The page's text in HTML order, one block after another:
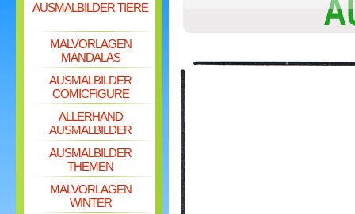
AUSMALBILDER TIERE
MALVORLAGEN
MANDALAS
AUSMALBILDER
COMICFIGURE
ALLERHAND
AUSMALBILDER
AUSMALBILDER
THEMEN
MALVORLAGEN
WINTER